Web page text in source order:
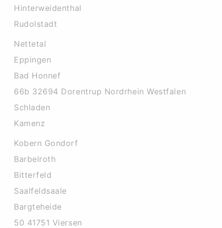
Hinterweidenthal
Rudolstadt
Nettetal
Eppingen
Bad Honnef
66b 32694 Dorentrup Nordrhein Westfalen
Schladen
Kamenz
Kobern Gondorf
Barbelroth
Bitterfeld
Saalfeldsaale
Bargteheide
50 41751 Viersen